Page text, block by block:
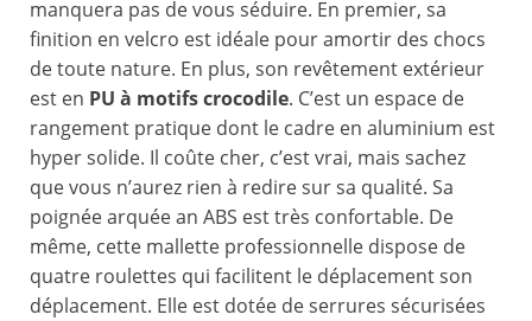
manquera pas de vous séduire. En premier, sa
finition en velcro est idéale pour amortir des chocs
de toute nature. En plus, son revêtement extérieur
est en PU à motifs crocodile. C’est un espace de
rangement pratique dont le cadre en aluminium est
hyper solide. Il coûte cher, c’est vrai, mais sachez
que vous n’aurez rien à redire sur sa qualité. Sa
poignée arquée an ABS est très confortable. De
même, cette mallette professionnelle dispose de
quatre roulettes qui facilitent le déplacement son
déplacement. Elle est dotée de serrures sécurisées